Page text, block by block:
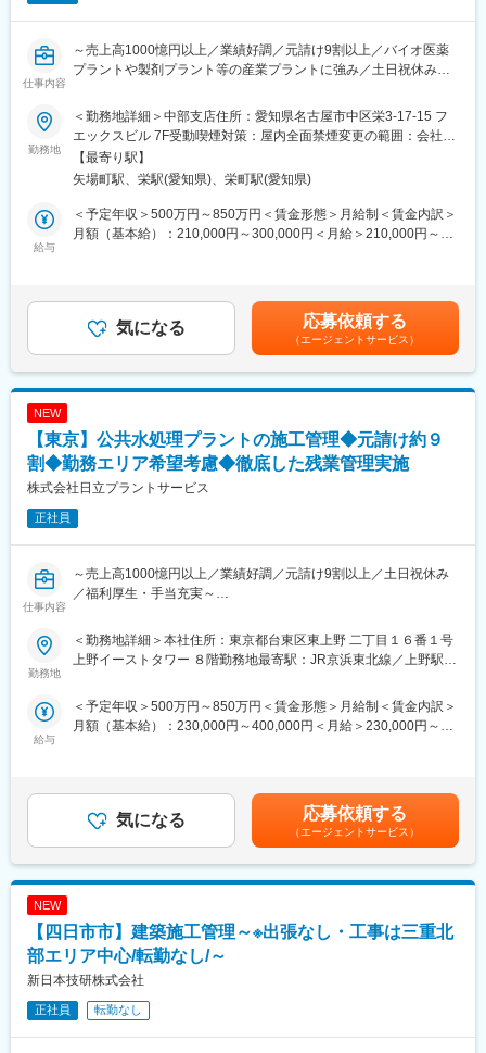
仕事内容
～売上高1000憶円以上／業績好調／元請け9割以上／バイオ医薬
プラントや製剤プラント等の産業プラントに強み／土日祝休み／
■業務詳細：
民間工場（自動車、半導体、食品、医薬分野など）の排水処理プ
ラントの新設、更新工事の施工管理、修繕業務を担当します。
基本的にはこれまでの経験を活かした業務に従事いただきます
が、「設計～施工管理まで一貫して対応したい」といった方には
トータルでお任せすることも可能です！
■当社の多様なビジネスフィールド：
＜空調設備事業＞
半導体や食品、医薬品などの製造に欠かすことのできないクリー
ンルーム分野は、高い技術と実績を誇っています。
人の暮らしや産業化にとって必要不可欠な「水」。
大切な公共の水インフラである上下水道処理場の増設や修繕・改
います。
各部門で残業時間の制限目標を設定しております。設定している
時間内で残業時間が守られているか月ごとに管理しており、経営
また、健康管理時間というものがあり、大幅な残業時間を記録し
た場合は注意喚起がなされます。プライベートと仕事を両立でき
る働き方が可能です。
に遂行することが可能です。「外注さんと意思の疎通が図れてい
なかった」「軽微な変更も時間がかかる」といった業界特有の問
題も起こりにくい体制です。
変更の範囲：会社の定める業務
勤務地
＜勤務地詳細＞中部支店住所：愛知県名古屋市中区栄3-17-15 フ
エックスビル 7F受動喫煙対策：屋内全面禁煙変更の範囲：会社の
定める事業所
【最寄り駅】
矢場町駅、栄駅(愛知県)、栄町駅(愛知県)
給与
＜予定年収＞500万円～850万円＜賃金形態＞月給制＜賃金内訳＞
月額（基本給）：210,000円～300,000円＜月給＞210,000円～
手当＋宿泊が伴う場合は宿泊代実費支給賃金はあくまでも目安の
金額であり、選考を通じて上下する可能性があります。月給(月額)
は固定手当を含めた表記です。
気になる 応募依頼する
（エージェントサービス）
NEW
【東京】公共水処理プラントの施工管理◆元請け約９
割◆勤務エリア希望考慮◆徹底した残業管理実施
株式会社日立プラントサービス
正社員
仕事内容
～売上高1000憶円以上／業績好調／元請け9割以上／土日祝休み
／福利厚生・手当充実～
■業務詳細：
浄水場や農業集落排水処理場などの公共水処理プラントにおける
だきます。また一部、施工図修正等の設計業務もございます。
※工期としては、長くても半年以内の案件が中心となります。
■当社の多様なビジネスフィールド：
＜産業プラント事業＞
医薬品、食品、化成品などの産業プラントに関わる設備・工事の
企画～設計～建設～メンテナンスに至るまで、総合的に広範囲な
ニーズに応えています。
＜空調設備事業＞
半導体や食品、医薬品などの製造に欠かすことのできないクリー
ンルーム分野は、高い技術と実績を誇っています。
さらに最近では、バイオ再生医療設備でも高い評価をいただいて
います。
勤務地
＜勤務地詳細＞本社住所：東京都台東区東上野 二丁目１６番１号
上野イーストタワー ８階勤務地最寄駅：JR京浜東北線／上野駅受
給与
＜予定年収＞500万円～850万円＜賃金形態＞月給制＜賃金内訳＞
月額（基本給）：230,000円～400,000円＜月給＞230,000円～
手当＋宿泊が伴う場合は宿泊代実費支給賃金はあくまでも目安の
金額であり、選考を通じて上下する可能性があります。月給(月額)
は固定手当を含めた表記です。
気になる 応募依頼する
（エージェントサービス）
NEW
【四日市市】建築施工管理～※出張なし・工事は三重北
部エリア中心/転勤なし/～
新日本技研株式会社
正社員 転勤なし